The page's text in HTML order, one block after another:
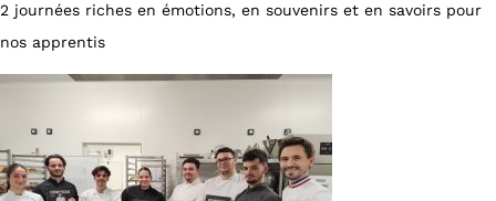
2 journées riches en émotions, en souvenirs et en savoirs pour
nos apprentis